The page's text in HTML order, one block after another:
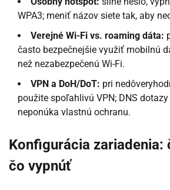
WPA3; meniť názov siete tak, aby
Verejné Wi-Fi vs. roaming dáta:
často bezpečnejšie využiť mobilnú
než nezabezpečenú Wi-Fi.
VPN a DoH/DoT: pri
použite spoľahlivú VPN; DNS
neponúka vlastnú ochranu.
Konfigurácia zariadenia:
čo vypnúť